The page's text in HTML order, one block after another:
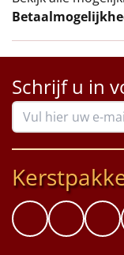
Schrijf u in